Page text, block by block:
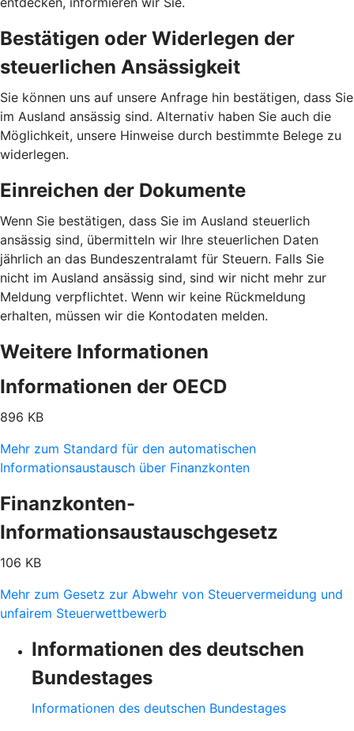
Bestätigen oder Widerlegen der
steuerlichen Ansässigkeit
Sie können uns auf unsere Anfrage hin bestätigen, dass Sie
im Ausland ansässig sind. Alternativ haben Sie auch die
Möglichkeit, unsere Hinweise durch bestimmte Belege zu
widerlegen.
Einreichen der Dokumente
Wenn Sie bestätigen, dass Sie im Ausland steuerlich
ansässig sind, übermitteln wir Ihre steuerlichen Daten
jährlich an das Bundeszentralamt für Steuern. Falls Sie
nicht im Ausland ansässig sind, sind wir nicht mehr zur
Meldung verpflichtet. Wenn wir keine Rückmeldung
erhalten, müssen wir die Kontodaten melden.
Weitere Informationen
Informationen der OECD
896 KB
Mehr zum Standard für den automatischen
Informationsaustausch über Finanzkonten
Finanzkonten-
Informationsaustauschgesetz
106 KB
Mehr zum Gesetz zur Abwehr von Steuervermeidung und
unfairem Steuerwettbewerb
Informationen des deutschen
Bundestages
Informationen des deutschen Bundestages